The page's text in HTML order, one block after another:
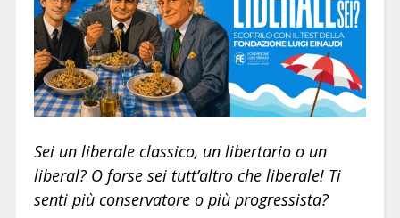
Sei un liberale classico, un libertario o un
liberal? O forse sei tutt’altro che liberale! Ti
senti più conservatore o più progressista?